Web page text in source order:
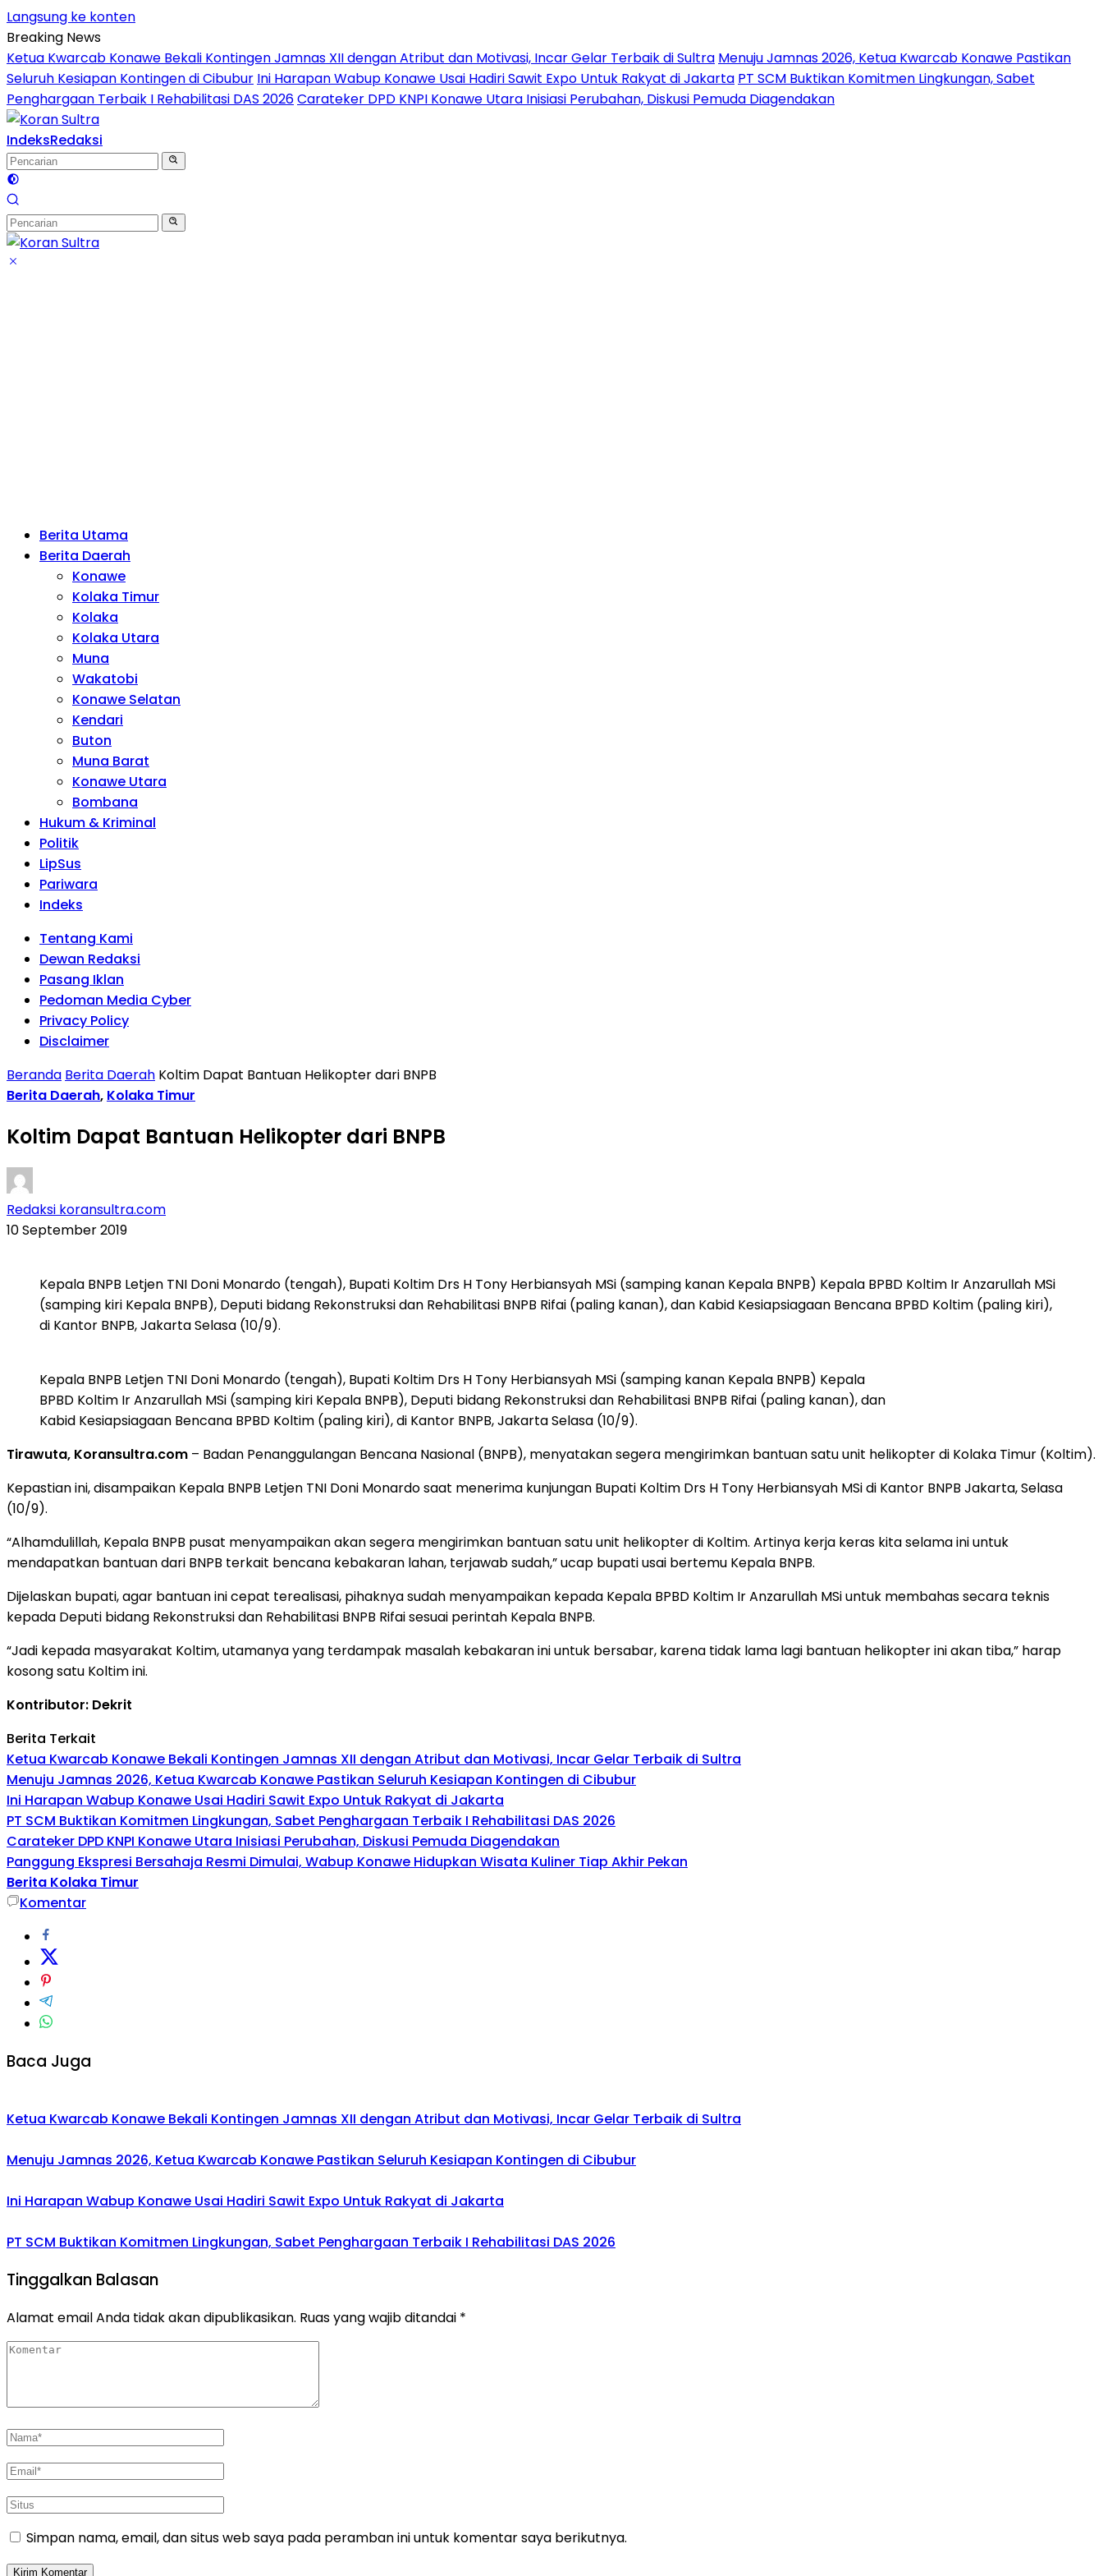
Langsung ke konten
Breaking News
Ketua Kwarcab Konawe Bekali Kontingen Jamnas XII dengan Atribut dan Motivasi, Incar Gelar Terbaik di Sultra Menuju Jamnas 2026, Ketua Kwarcab Konawe Pastikan
Seluruh Kesiapan Kontingen di Cibubur Ini Harapan Wabup Konawe Usai Hadiri Sawit Expo Untuk Rakyat di Jakarta PT SCM Buktikan Komitmen Lingkungan, Sabet
Penghargaan Terbaik I Rehabilitasi DAS 2026Carateker DPD KNPI Konawe Utara Inisiasi Perubahan, Diskusi Pemuda Diagendakan
IndeksRedaksi
Berita Utama
Berita Daerah
Konawe
Kolaka Timur
Kolaka
Kolaka Utara
Muna
Wakatobi
Konawe Selatan
Kendari
Buton
Muna Barat
Konawe Utara
Bombana
Hukum & Kriminal
Politik
LipSus
Pariwara
Indeks
Tentang Kami
Dewan Redaksi
Pasang Iklan
Pedoman Media Cyber
Privacy Policy
Disclaimer
Beranda Berita Daerah Koltim Dapat Bantuan Helikopter dari BNPB
Berita Daerah, Kolaka Timur
Koltim Dapat Bantuan Helikopter dari BNPB
Redaksi koransultra.com
10 September 2019
Kepala BNPB Letjen TNI Doni Monardo (tengah), Bupati Koltim Drs H Tony Herbiansyah MSi (samping kanan Kepala BNPB) Kepala BPBD Koltim Ir Anzarullah MSi
(samping kiri Kepala BNPB), Deputi bidang Rekonstruksi dan Rehabilitasi BNPB Rifai (paling kanan), dan Kabid Kesiapsiagaan Bencana BPBD Koltim (paling kiri),
di Kantor BNPB, Jakarta Selasa (10/9).
Kepala BNPB Letjen TNI Doni Monardo (tengah), Bupati Koltim Drs H Tony Herbiansyah MSi (samping kanan Kepala BNPB) Kepala
BPBD Koltim Ir Anzarullah MSi (samping kiri Kepala BNPB), Deputi bidang Rekonstruksi dan Rehabilitasi BNPB Rifai (paling kanan), dan
Kabid Kesiapsiagaan Bencana BPBD Koltim (paling kiri), di Kantor BNPB, Jakarta Selasa (10/9).
Tirawuta, Koransultra.com – Badan Penanggulangan Bencana Nasional (BNPB), menyatakan segera mengirimkan bantuan satu unit helikopter di Kolaka Timur (Koltim).
Kepastian ini, disampaikan Kepala BNPB Letjen TNI Doni Monardo saat menerima kunjungan Bupati Koltim Drs H Tony Herbiansyah MSi di Kantor BNPB Jakarta, Selasa
(10/9).
“Alhamdulillah, Kepala BNPB pusat menyampaikan akan segera mengirimkan bantuan satu unit helikopter di Koltim. Artinya kerja keras kita selama ini untuk
mendapatkan bantuan dari BNPB terkait bencana kebakaran lahan, terjawab sudah,” ucap bupati usai bertemu Kepala BNPB.
Dijelaskan bupati, agar bantuan ini cepat terealisasi, pihaknya sudah menyampaikan kepada Kepala BPBD Koltim Ir Anzarullah MSi untuk membahas secara teknis
kepada Deputi bidang Rekonstruksi dan Rehabilitasi BNPB Rifai sesuai perintah Kepala BNPB.
“Jadi kepada masyarakat Koltim, utamanya yang terdampak masalah kebakaran ini untuk bersabar, karena tidak lama lagi bantuan helikopter ini akan tiba,” harap
kosong satu Koltim ini.
Kontributor: Dekrit
Berita Terkait
Ketua Kwarcab Konawe Bekali Kontingen Jamnas XII dengan Atribut dan Motivasi, Incar Gelar Terbaik di Sultra
Menuju Jamnas 2026, Ketua Kwarcab Konawe Pastikan Seluruh Kesiapan Kontingen di Cibubur
Ini Harapan Wabup Konawe Usai Hadiri Sawit Expo Untuk Rakyat di Jakarta
PT SCM Buktikan Komitmen Lingkungan, Sabet Penghargaan Terbaik I Rehabilitasi DAS 2026
Carateker DPD KNPI Konawe Utara Inisiasi Perubahan, Diskusi Pemuda Diagendakan
Panggung Ekspresi Bersahaja Resmi Dimulai, Wabup Konawe Hidupkan Wisata Kuliner Tiap Akhir Pekan
Berita Kolaka Timur
Komentar
Baca Juga
Ketua Kwarcab Konawe Bekali Kontingen Jamnas XII dengan Atribut dan Motivasi, Incar Gelar Terbaik di Sultra
Menuju Jamnas 2026, Ketua Kwarcab Konawe Pastikan Seluruh Kesiapan Kontingen di Cibubur
Ini Harapan Wabup Konawe Usai Hadiri Sawit Expo Untuk Rakyat di Jakarta
PT SCM Buktikan Komitmen Lingkungan, Sabet Penghargaan Terbaik I Rehabilitasi DAS 2026
Tinggalkan Balasan
Alamat email Anda tidak akan dipublikasikan. Ruas yang wajib ditandai *
Simpan nama, email, dan situs web saya pada peramban ini untuk komentar saya berikutnya.